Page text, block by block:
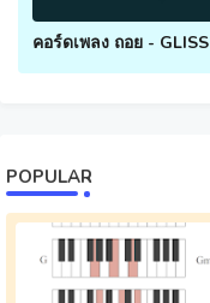
คอร์ดเพลง ถอย - GLISS
POPULAR